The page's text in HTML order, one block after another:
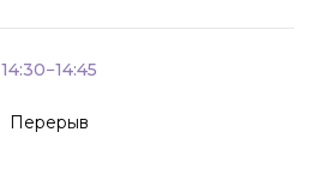
14:30−14:45
Перерыв